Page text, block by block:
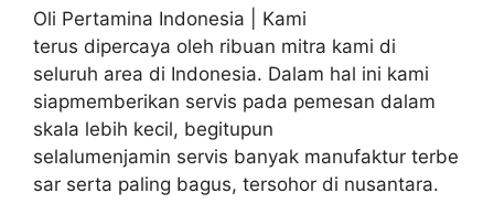
Oli Pertamina Indonesia | Kami
terus dipercaya oleh ribuan mitra kami di
seluruh area di Indonesia. Dalam hal ini kami
siapmemberikan servis pada pemesan dalam
skala lebih kecil, begitupun
selalumenjamin servis banyak manufaktur terbe
sar serta paling bagus, tersohor di nusantara.